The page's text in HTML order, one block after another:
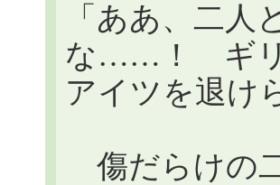
「ああ、二
な……！ ギリ
アイツを退
傷だらけの